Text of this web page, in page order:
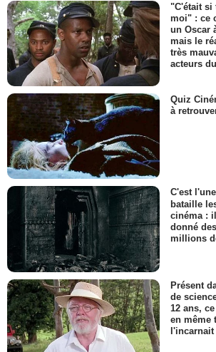
"C'était si
moi" : ce
un Oscar
mais le
très
acteurs
Quiz
à
C'est
bataille
cinéma :
donné
millions
Présent
de
12 ans,
en même
l'incarnait